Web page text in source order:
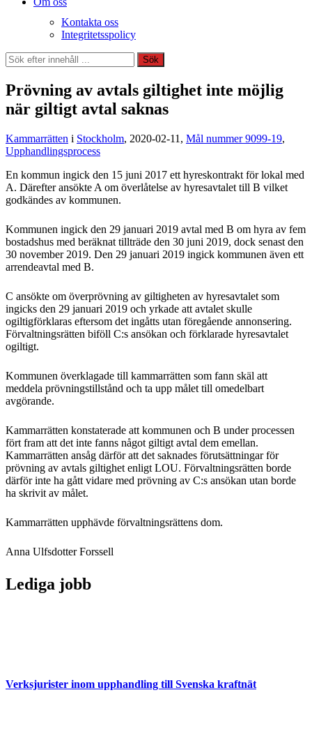
Kontakta oss
Integritetsspolicy
Sök
Sök
Prövning av avtals giltighet inte möjlig
när giltigt avtal saknas
Kammarrätten i Stockholm, 2020-02-11, Mål nummer 9099-19,
Upphandlingsprocess
En kommun ingick den 15 juni 2017 ett hyreskontrakt för lokal med
A. Därefter ansökte A om överlåtelse av hyresavtalet till B vilket
godkändes av kommunen.
Kommunen ingick den 29 januari 2019 avtal med B om hyra av fem
bostadshus med beräknat tillträde den 30 juni 2019, dock senast den
30 november 2019. Den 29 januari 2019 ingick kommunen även ett
arrendeavtal med B.
C ansökte om överprövning av giltigheten av hyresavtalet som
ingicks den 29 januari 2019 och yrkade att avtalet skulle
ogiltigförklaras eftersom det ingåtts utan föregående annonsering.
Förvaltningsrätten biföll C:s ansökan och förklarade hyresavtalet
ogiltigt.
Kommunen överklagade till kammarrätten som fann skäl att
meddela prövningstillstånd och ta upp målet till omedelbart
avgörande.
Kammarrätten konstaterade att kommunen och B under processen
fört fram att det inte fanns något giltigt avtal dem emellan.
Kammarrätten ansåg därför att det saknades förutsättningar för
prövning av avtals giltighet enligt LOU. Förvaltningsrätten borde
därför inte ha gått vidare med prövning av C:s ansökan utan borde
ha skrivit av målet.
Kammarrätten upphävde förvaltningsrättens dom.
Anna Ulfsdotter Forssell
Lediga jobb
Verksjurister inom upphandling till Svenska kraftnät